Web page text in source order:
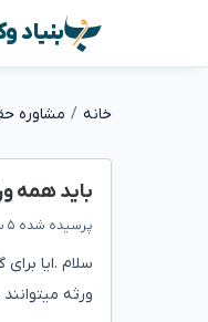
بنیاد
خانه مشاوره
باید همه
پرسیده شده ۵ سال پیش
سلام .ایا
ورثه